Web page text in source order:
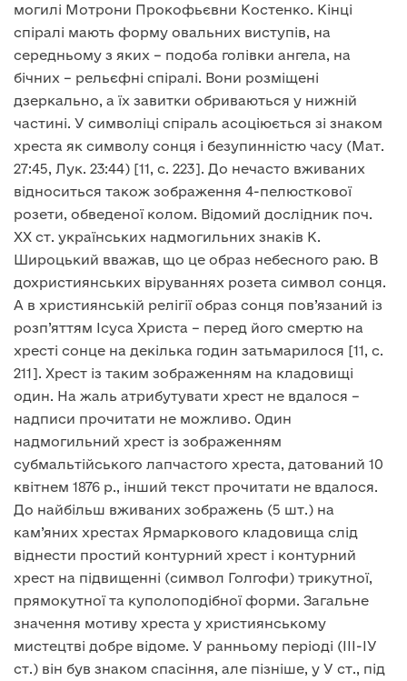
могилі Мотрони Прокофьєвни Костенко. Кінці
спіралі мають форму овальних виступів, на
середньому з яких – подоба голівки ангела, на
бічних – рельєфні спіралі. Вони розміщені
дзеркально, а їх завитки обриваються у нижній
частині. У символіці спіраль асоціюється зі знаком
хреста як символу сонця і безупинністю часу (Мат.
27:45, Лук. 23:44) [11, с. 223]. До нечасто вживаних
відноситься також зображення 4-пелюсткової
розети, обведеної колом. Відомий дослідник поч.
ХХ ст. українських надмогильних знаків К.
Широцький вважав, що це образ небесного раю. В
дохристиянських віруваннях розета символ сонця.
А в християнській релігії образ сонця пов’язаний із
розп’яттям Ісуса Христа – перед його смертю на
хресті сонце на декілька годин затьмарилося [11, с.
211]. Хрест із таким зображенням на кладовищі
один. На жаль атрибутувати хрест не вдалося –
надписи прочитати не можливо. Один
надмогильний хрест із зображенням
субмальтійського лапчастого хреста, датований 10
квітнем 1876 р., інший текст прочитати не вдалося.
До найбільш вживаних зображень (5 шт.) на
кам’яних хрестах Ярмаркового кладовища слід
віднести простий контурний хрест і контурний
хрест на підвищенні (символ Голгофи) трикутної,
прямокутної та куполоподібної форми. Загальне
значення мотиву хреста у християнському
мистецтві добре відоме. У ранньому періоді (ІІІ-ІУ
ст.) він був знаком спасіння, але пізніше, у У ст., під